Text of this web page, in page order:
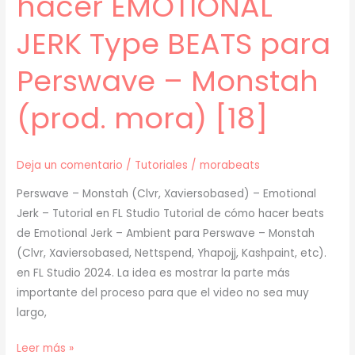
JERK Type BEATS para
Perswave – Monstah
(prod. mora) [18]
Deja un comentario / Tutoriales /morabeats
Perswave – Monstah (Clvr, Xaviersobased) – Emotional
Jerk – Tutorial en FL Studio Tutorial de cómo hacer beats
de Emotional Jerk – Ambient para Perswave – Monstah
(Clvr, Xaviersobased, Nettspend, Yhapojj, Kashpaint, etc).
en FL Studio 2024. La idea es mostrar la parte más
importante del proceso para que el video no sea muy
largo,
[
Leer más »